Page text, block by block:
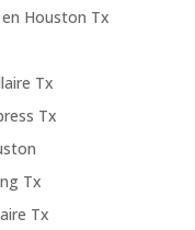
Houston Tx
Tx
Tx
Tx
Tx